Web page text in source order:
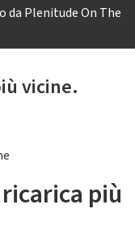
Plenitude On The
vicine.
più